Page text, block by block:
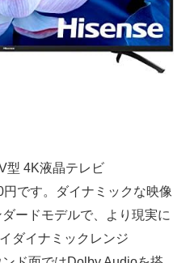
型 4K液晶テレビ
です。ダイナミックな映像
ードモデルで、より現実に
ダイナミックレンジ